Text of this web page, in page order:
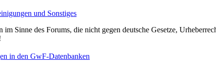
und Sonstiges
Sinne des Forums, die nicht gegen deutsche Gesetze,
in den GwF-Datenbanken